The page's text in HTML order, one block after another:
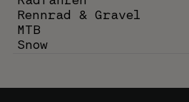
Rennrad & Gravel
MTB
Snow